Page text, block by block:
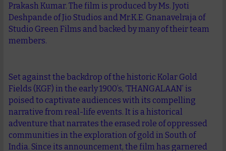
Prakash Kumar. The film is produced by Ms. Jyoti
Deshpande of Jio Studios and Mr.K.E. Gnanavelraja of
Studio Green Films and backed by many of their team
members.
Set against the backdrop of the historic Kolar Gold
Fields (KGF) in the early 1900’s, ‘THANGALAAN’ is
poised to captivate audiences with its compelling
narrative from real-life events. It is a historical
adventure that narrates the erased role of oppressed
communities in the exploration of gold in South of
India. Since its announcement, the film has garnered